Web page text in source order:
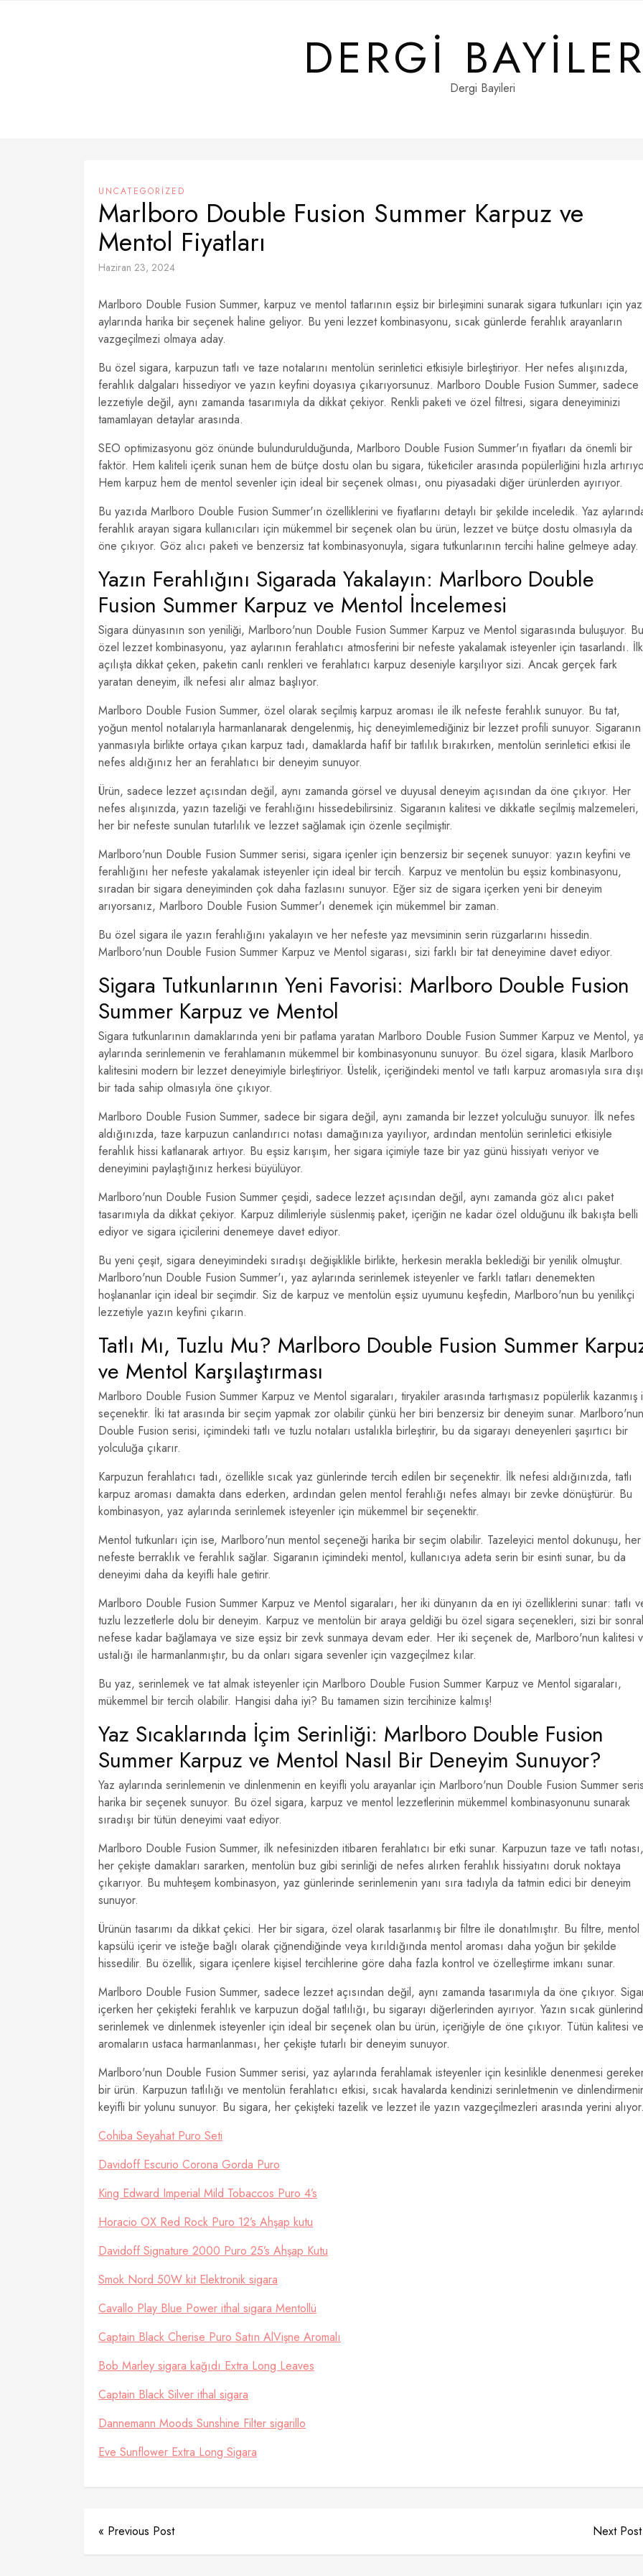
DERGIDergi Bayileri
UNCATEGORIZED
Marlboro Double Fusion Summer Karpuz ve
Mentol Fiyatları
Haziran 23, 2024
Marlboro Double Fusion Summer, karpuz ve mentol tatlarının eşsiz bir birleşimini sunarak sigara tutkunları için yaz
aylarında harika bir seçenek haline geliyor. Bu yeni lezzet kombinasyonu, sıcak günlerde ferahlık arayanların
vazgeçilmezi olmaya aday.
Bu özel sigara, karpuzun tatlı ve taze notalarını mentolün serinletici etkisiyle birleştiriyor. Her nefes alışınızda,
ferahlık dalgaları hissediyor ve yazın keyfini doyasıya çıkarıyorsunuz. Marlboro Double Fusion Summer, sadece
lezzetiyle değil, aynı zamanda tasarımıyla da dikkat çekiyor. Renkli paketi ve özel filtresi, sigara deneyiminizi
tamamlayan detaylar arasında.
SEO optimizasyonu göz önünde bulundurulduğunda, Marlboro Double Fusion Summer'ın fiyatları da önemli bir
faktör. Hem kaliteli içerik sunan hem de bütçe dostu olan bu sigara, tüketiciler arasında popülerliğini hızla
Hem karpuz hem de mentol sevenler için ideal bir seçenek olması, onu piyasadaki diğer ürünlerden ayırıyor.
Bu yazıda Marlboro Double Fusion Summer'ın özelliklerini ve fiyatlarını detaylı bir şekilde inceledik. Yaz
ferahlık arayan sigara kullanıcıları için mükemmel bir seçenek olan bu ürün, lezzet ve bütçe dostu olmasıyla da
öne çıkıyor. Göz alıcı paketi ve benzersiz tat kombinasyonuyla, sigara tutkunlarının tercihi haline gelmeye aday.
Yazın Ferahlığını Sigarada Yakalayın: Marlboro Double
Fusion Summer Karpuz ve Mentol İncelemesi
Sigara dünyasının son yeniliği, Marlboro'nun Double Fusion Summer Karpuz ve Mentol sigarasında buluşuyor. Bu
özel lezzet kombinasyonu, yaz aylarının ferahlatıcı atmosferini bir nefeste yakalamak isteyenler için tasarlandı. İlk
açılışta dikkat çeken, paketin canlı renkleri ve ferahlatıcı karpuz deseniyle karşılıyor sizi. Ancak gerçek fark
yaratan deneyim, ilk nefesi alır almaz başlıyor.
Marlboro Double Fusion Summer, özel olarak seçilmiş karpuz aroması ile ilk nefeste ferahlık sunuyor. Bu tat,
yoğun mentol notalarıyla harmanlanarak dengelenmiş, hiç deneyimlemediğiniz bir lezzet profili sunuyor. Sigaranın
yanmasıyla birlikte ortaya çıkan karpuz tadı, damaklarda hafif bir tatlılık bırakırken, mentolün serinletici etkisi ile
nefes aldığınız her an ferahlatıcı bir deneyim sunuyor.
Ürün, sadece lezzet açısından değil, aynı zamanda görsel ve duyusal deneyim açısından da öne çıkıyor. Her
nefes alışınızda, yazın tazeliği ve ferahlığını hissedebilirsiniz. Sigaranın kalitesi ve dikkatle seçilmiş malzemeleri,
her bir nefeste sunulan tutarlılık ve lezzet sağlamak için özenle seçilmiştir.
Marlboro'nun Double Fusion Summer serisi, sigara içenler için benzersiz bir seçenek sunuyor: yazın keyfini ve
ferahlığını her nefeste yakalamak isteyenler için ideal bir tercih. Karpuz ve mentolün bu eşsiz kombinasyonu,
sıradan bir sigara deneyiminden çok daha fazlasını sunuyor. Eğer siz de sigara içerken yeni bir deneyim
arıyorsanız, Marlboro Double Fusion Summer'ı denemek için mükemmel bir zaman.
Bu özel sigara ile yazın ferahlığını yakalayın ve her nefeste yaz mevsiminin serin rüzgarlarını hissedin.
Marlboro'nun Double Fusion Summer Karpuz ve Mentol sigarası, sizi farklı bir tat deneyimine davet ediyor.
Sigara Tutkunlarının Yeni Favorisi: Marlboro Double Fusion
Summer Karpuz ve Mentol
Sigara tutkunlarının damaklarında yeni bir patlama yaratan Marlboro Double Fusion Summer Karpuz ve Mentol,
aylarında serinlemenin ve ferahlamanın mükemmel bir kombinasyonunu sunuyor. Bu özel sigara, klasik Marlboro
kalitesini modern bir lezzet deneyimiyle birleştiriyor. Üstelik, içeriğindeki mentol ve tatlı karpuz aromasıyla sıra dışı
bir tada sahip olmasıyla öne çıkıyor.
Marlboro Double Fusion Summer, sadece bir sigara değil, aynı zamanda bir lezzet yolculuğu sunuyor. İlk nefes
aldığınızda, taze karpuzun canlandırıcı notası damağınıza yayılıyor, ardından mentolün serinletici etkisiyle
ferahlık hissi katlanarak artıyor. Bu eşsiz karışım, her sigara içimiyle taze bir yaz günü hissiyatı veriyor ve
deneyimini paylaştığınız herkesi büyülüyor.
Marlboro'nun Double Fusion Summer çeşidi, sadece lezzet açısından değil, aynı zamanda göz alıcı paket
tasarımıyla da dikkat çekiyor. Karpuz dilimleriyle süslenmiş paket, içeriğin ne kadar özel olduğunu ilk bakışta belli
ediyor ve sigara içicilerini denemeye davet ediyor.
Bu yeni çeşit, sigara deneyimindeki sıradışı değişiklikle birlikte, herkesin merakla beklediği bir yenilik olmuştur.
Marlboro'nun Double Fusion Summer'ı, yaz aylarında serinlemek isteyenler ve farklı tatları denemekten
hoşlananlar için ideal bir seçimdir. Siz de karpuz ve mentolün eşsiz uyumunu keşfedin, Marlboro'nun bu yenilikçi
lezzetiyle yazın keyfini çıkarın.
Tatlı Mı, Tuzlu Mu? Marlboro Double Fusion Summer
ve Mentol Karşılaştırması
Marlboro Double Fusion Summer Karpuz ve Mentol sigaraları, tiryakiler arasında tartışmasız popülerlik kazanmış
seçenektir. İki tat arasında bir seçim yapmak zor olabilir çünkü her biri benzersiz bir deneyim sunar. Marlboro'nun
Double Fusion serisi, içimindeki tatlı ve tuzlu notaları ustalıkla birleştirir, bu da sigarayı deneyenleri şaşırtıcı bir
yolculuğa çıkarır.
Karpuzun ferahlatıcı tadı, özellikle sıcak yaz günlerinde tercih edilen bir seçenektir. İlk nefesi aldığınızda, tatlı
karpuz aroması damakta dans ederken, ardından gelen mentol ferahlığı nefes almayı bir zevke dönüştürür. Bu
kombinasyon, yaz aylarında serinlemek isteyenler için mükemmel bir seçenektir.
Mentol tutkunları için ise, Marlboro'nun mentol seçeneği harika bir seçim olabilir. Tazeleyici mentol dokunuşu, her
nefeste berraklık ve ferahlık sağlar. Sigaranın içimindeki mentol, kullanıcıya adeta serin bir esinti sunar, bu da
deneyimi daha da keyifli hale getirir.
Marlboro Double Fusion Summer Karpuz ve Mentol sigaraları, her iki dünyanın da en iyi özelliklerini sunar: tatlı
tuzlu lezzetlerle dolu bir deneyim. Karpuz ve mentolün bir araya geldiği bu özel sigara seçenekleri, sizi bir
nefese kadar bağlamaya ve size eşsiz bir zevk sunmaya devam eder. Her iki seçenek de, Marlboro'nun kalitesi
ustalığı ile harmanlanmıştır, bu da onları sigara sevenler için vazgeçilmez kılar.
Bu yaz, serinlemek ve tat almak isteyenler için Marlboro Double Fusion Summer Karpuz ve Mentol sigaraları,
mükemmel bir tercih olabilir. Hangisi daha iyi? Bu tamamen sizin tercihinize kalmış!
Yaz Sıcaklarında İçim Serinliği: Marlboro Double Fusion
Summer Karpuz ve Mentol Nasıl Bir Deneyim Sunuyor?
Yaz aylarında serinlemenin ve dinlenmenin en keyifli yolu arayanlar için Marlboro'nun Double Fusion Summer
harika bir seçenek sunuyor. Bu özel sigara, karpuz ve mentol lezzetlerinin mükemmel kombinasyonunu sunarak
sıradışı bir tütün deneyimi vaat ediyor.
Marlboro Double Fusion Summer, ilk nefesinizden itibaren ferahlatıcı bir etki sunar. Karpuzun taze ve tatlı notası,
her çekişte damakları sararken, mentolün buz gibi serinliği de nefes alırken ferahlık hissiyatını doruk noktaya
çıkarıyor. Bu muhteşem kombinasyon, yaz günlerinde serinlemenin yanı sıra tadıyla da tatmin edici bir deneyim
sunuyor.
Ürünün tasarımı da dikkat çekici. Her bir sigara, özel olarak tasarlanmış bir filtre ile donatılmıştır. Bu filtre, mentol
kapsülü içerir ve isteğe bağlı olarak çiğnendiğinde veya kırıldığında mentol aroması daha yoğun bir şekilde
hissedilir. Bu özellik, sigara içenlere kişisel tercihlerine göre daha fazla kontrol ve özelleştirme imkanı sunar.
Marlboro Double Fusion Summer, sadece lezzet açısından değil, aynı zamanda tasarımıyla da öne çıkıyor.
içerken her çekişteki ferahlık ve karpuzun doğal tatlılığı, bu sigarayı diğerlerinden ayırıyor. Yazın sıcak
serinlemek ve dinlenmek isteyenler için ideal bir seçenek olan bu ürün, içeriğiyle de öne çıkıyor. Tütün kalitesi ve
aromaların ustaca harmanlanması, her çekişte tutarlı bir deneyim sunuyor.
Marlboro'nun Double Fusion Summer serisi, yaz aylarında ferahlamak isteyenler için kesinlikle denenmesi
bir ürün. Karpuzun tatlılığı ve mentolün ferahlatıcı etkisi, sıcak havalarda kendinizi serinletmenin ve
keyifli bir yolunu sunuyor. Bu sigara, her çekişteki tazelik ve lezzet ile yazın vazgeçilmezleri arasında yerini
Cohiba Seyahat Puro Seti
Davidoff Escurio Corona Gorda Puro
King Edward Imperial Mild Tobaccos Puro 4’s
Horacio OX Red Rock Puro 12’s Ahşap kutu
Davidoff Signature 2000 Puro 25’s Ahşap Kutu
Smok Nord 50W kit Elektronik sigara
Cavallo Play Blue Power ithal sigara Mentollü
Captain Black Cherise Puro Satın AlVişne Aromalı
Bob Marley sigara kağıdı Extra Long Leaves
Captain Black Silver ithal sigara
Dannemann Moods Sunshine Filter sigarillo
Eve Sunflower Extra Long Sigara
« Previous Post Next